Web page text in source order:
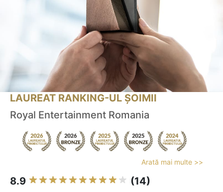
LAUREAT RANKING-UL ȘOIMII
Royal Entertainment Romania
Arată mai multe >>
8.9 (14)